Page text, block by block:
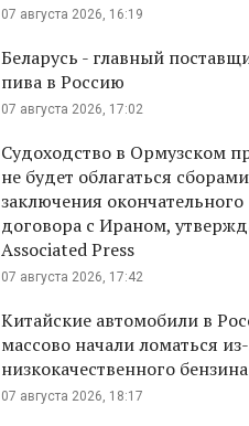
07 августа 2026, 16:19
Беларусь - главный
пива в Россию
07 августа 2026, 17:02
Судоходство в Ормузском
не будет облагаться
заключения окончательного
договора с Ираном,
Associated Press
07 августа 2026, 17:42
Китайские автомобили в
массово начали ломаться
низкокачественного бензина
07 августа 2026, 18:17